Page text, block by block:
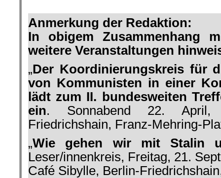
Anmerkung der Redaktion:
In obigem Zusammenhang
weitere Veranstaltungen
„Der Koordinierungskreis für
von Kommunisten in einer
lädt zum II. bundesweiten
ein. Sonnabend 22. April,
Friedrichshain, Franz-Mehring-
„Wie gehen wir mit Stalin
Leser/innenkreis, Freitag, 21.
Café Sibylle, Berlin-